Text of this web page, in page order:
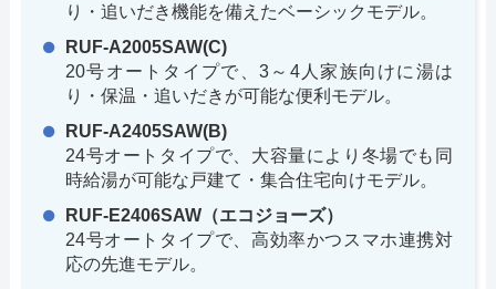
り・追いだき機能を備えたベーシックモデル。
RUF-A2005SAW(C)
20号オートタイプで、3～4人家族向けに湯は
り・保温・追いだきが可能な便利モデル。
RUF-A2405SAW(B)
24号オートタイプで、大容量により冬場でも同
時給湯が可能な戸建て・集合住宅向けモデル。
RUF-E2406SAW（エコジョーズ）
24号オートタイプで、高効率かつスマホ連携対
応の先進モデル。